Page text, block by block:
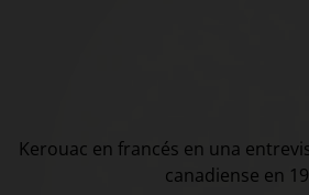
Kerouac en francés en una
canadiense en